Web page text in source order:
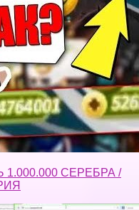
СЕРЕБРА /